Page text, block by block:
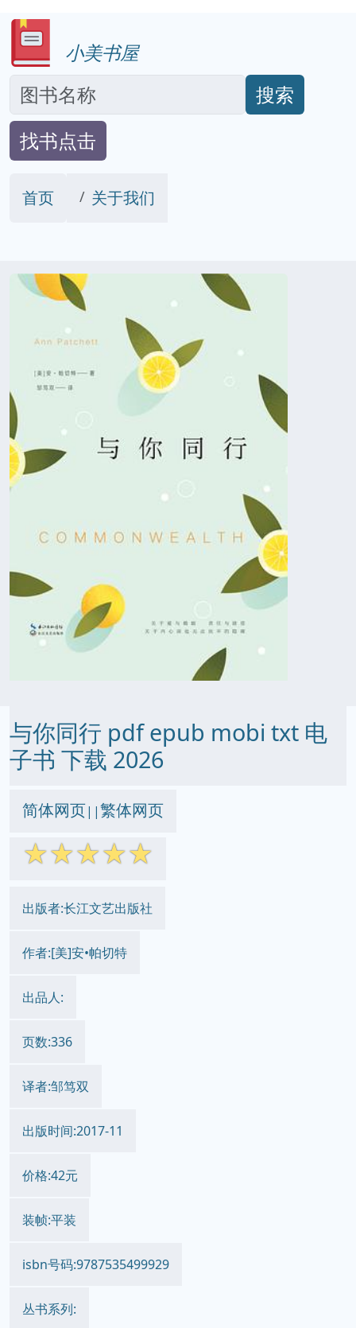
小美书屋
搜索
找书点击
首页 关于我们
与你同行 pdf epub mobi txt 电
子书 下载 2026
简体网页||繁体网页
☆☆☆☆☆
出版者:长江文艺出版社
作者:[美]安•帕切特
出品人:
页数:336
译者:邹笃双
出版时间:2017-11
价格:42元
装帧:平装
isbn号码:9787535499929
丛书系列: